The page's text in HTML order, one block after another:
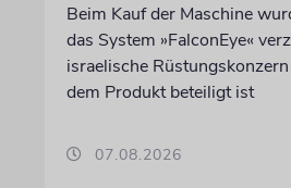
Beim Kauf der Maschine
das System »FalconEye«
israelische
dem Produkt beteiligt ist
07.08.2026